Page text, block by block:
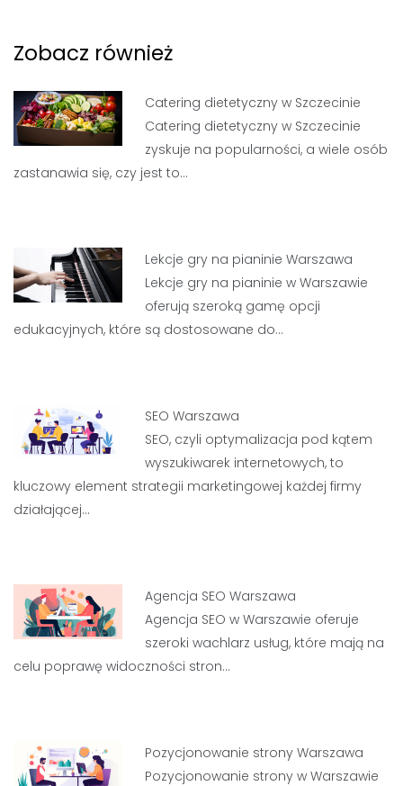
Zobacz również
Catering dietetyczny w Szczecinie
Catering dietetyczny w Szczecinie
zyskuje na popularności, a wiele osób
zastanawia się, czy jest to…
Lekcje gry na pianinie Warszawa
Lekcje gry na pianinie w Warszawie
oferują szeroką gamę opcji
edukacyjnych, które są dostosowane do…
SEO Warszawa
SEO, czyli optymalizacja pod kątem
wyszukiwarek internetowych, to
kluczowy element strategii marketingowej każdej firmy
działającej…
Agencja SEO Warszawa
Agencja SEO w Warszawie oferuje
szeroki wachlarz usług, które mają na
celu poprawę widoczności stron…
Pozycjonowanie strony Warszawa
Pozycjonowanie strony w Warszawie